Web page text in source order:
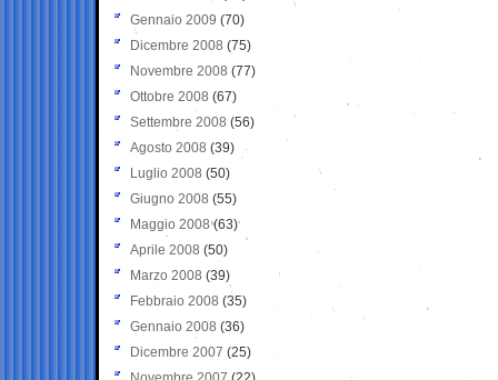
Gennaio 2009 (70)
Dicembre 2008 (75)
Novembre 2008 (77)
Ottobre 2008 (67)
Settembre 2008 (56)
Agosto 2008 (39)
Luglio 2008 (50)
Giugno 2008 (55)
Maggio 2008(63)
Aprile 2008 (50)
Marzo 2008 (39)
Febbraio 2008 (35)
Gennaio 2008 (36)
Dicembre 2007 (25)